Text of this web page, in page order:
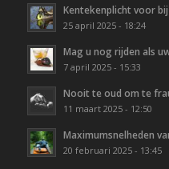
Kentekenplicht voor
25 april 2025 - 18:24
Mag u nog rijden als
7 april 2025 - 15:33
Nooit te oud om te
11 maart 2025 - 12:50
Maximumsnelheden
20 februari 2025 - 13:45